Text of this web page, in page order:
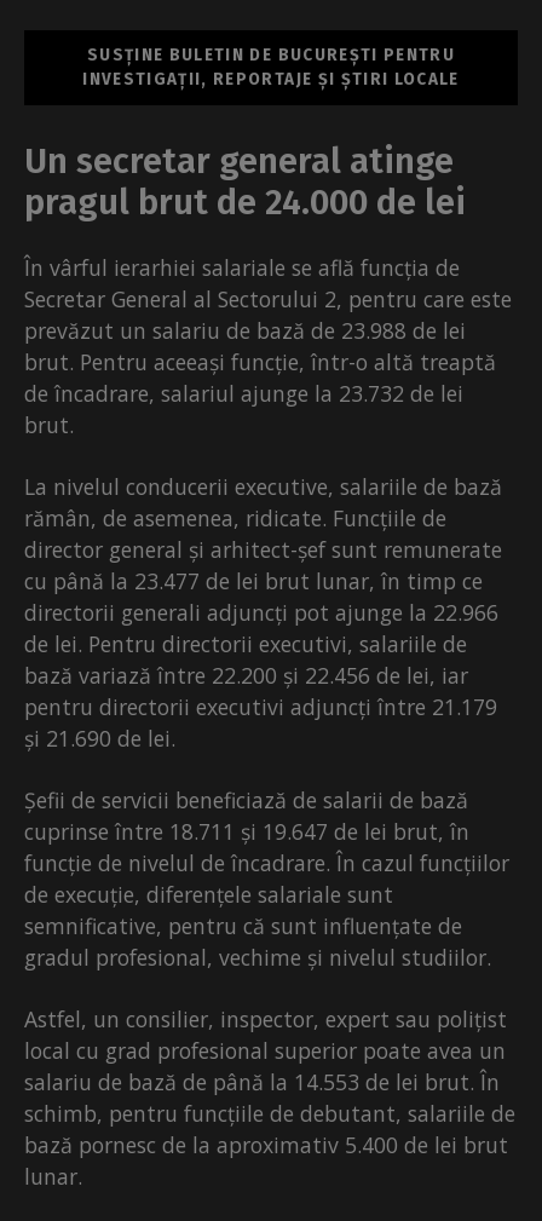
SUSȚINE BULETIN DE BUCUREȘTI PENTRU
INVESTIGAȚII, REPORTAJE ȘI ȘTIRI LOCALE
Un secretar general atinge
pragul brut de 24.000 de lei
În vârful ierarhiei salariale se află funcția de
Secretar General al Sectorului 2, pentru care este
prevăzut un salariu de bază de 23.988 de lei
brut. Pentru aceeași funcție, într-o altă treaptă
de încadrare, salariul ajunge la 23.732 de lei
brut.
La nivelul conducerii executive, salariile de bază
rămân, de asemenea, ridicate. Funcțiile de
director general și arhitect-șef sunt remunerate
cu până la 23.477 de lei brut lunar, în timp ce
directorii generali adjuncți pot ajunge la 22.966
de lei. Pentru directorii executivi, salariile de
bază variază între 22.200 și 22.456 de lei, iar
pentru directorii executivi adjuncți între 21.179
și 21.690 de lei.
Șefii de servicii beneficiază de salarii de bază
cuprinse între 18.711 și 19.647 de lei brut, în
funcție de nivelul de încadrare. În cazul funcțiilor
de execuție, diferențele salariale sunt
semnificative, pentru că sunt influențate de
gradul profesional, vechime și nivelul studiilor.
Astfel, un consilier, inspector, expert sau polițist
local cu grad profesional superior poate avea un
salariu de bază de până la 14.553 de lei brut. În
schimb, pentru funcțiile de debutant, salariile de
bază pornesc de la aproximativ 5.400 de lei brut
lunar.